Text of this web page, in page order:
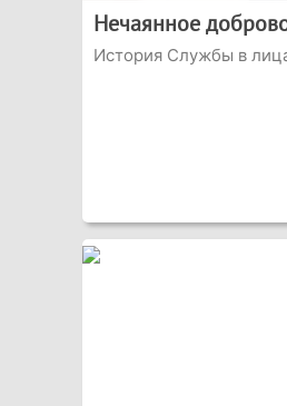
Нечаянное
История Службы в